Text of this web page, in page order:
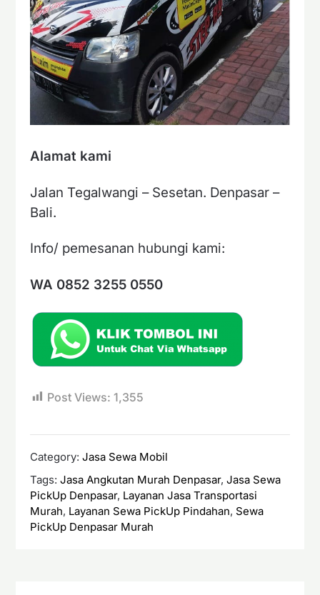
Alamat kami
Jalan Tegalwangi – Sesetan. Denpasar –
Bali.
Info/ pemesanan hubungi kami:
WA 0852 3255 0550
Post Views: 1,355
Category:Jasa Sewa Mobil
Tags:Jasa Angkutan Murah Denpasar,Jasa Sewa
PickUp Denpasar, Layanan Jasa Transportasi
Murah, Layanan Sewa PickUp Pindahan, Sewa
PickUp Denpasar Murah